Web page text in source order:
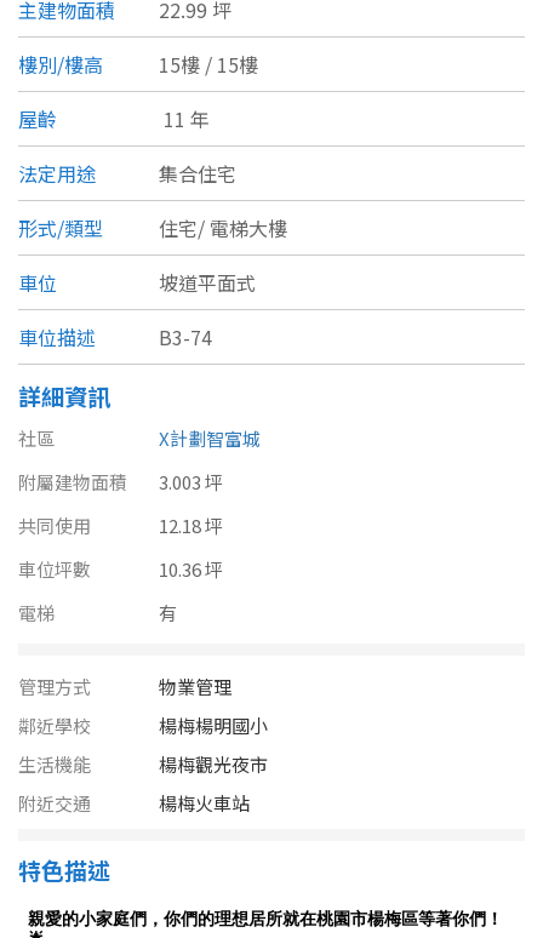
宜蘭縣
桃園市
新竹市
新竹縣
苗栗縣
台中市
彰化縣
嘉義市
嘉義縣
台南市
高雄市
澎湖縣
類型(可複選)
公寓
別墅 透天厝
農舍 辦公
坪數
20~30 坪
40~50 坪
80坪以上
不拘
主建物面積
22.99 坪
樓別/樓高
15樓 / 15樓
屋齡
11 年
法定用途
集合住宅
形式/類型
住宅/ 電梯大樓
車位
坡道平面式
車位描述
B3-74
詳細資訊
社區
X計劃智富城
附屬建物面積
3.003 坪
共同使用
12.18 坪
車位坪數
10.36 坪
電梯
有
管理方式
物業管理
鄰近學校
楊梅楊明國小
生活機能
楊梅觀光夜市
附近交通
楊梅火車站
特色描述